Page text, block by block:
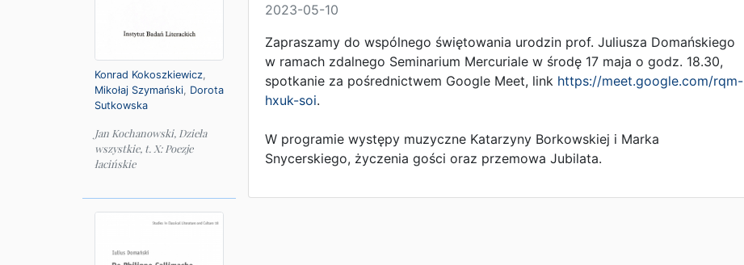
Konrad Kokoszkiewicz,
Mikołaj Szymański, Dorota
Sutkowska
Jan Kochanowski, Dzieła
wszystkie, t. X: Poezje
łacińskie
2023-05-10
Zapraszamy do wspólnego świętowania urodzin prof. Juliusza Domańskiego
w ramach zdalnego Seminarium Mercuriale w środę 17 maja o godz. 18.30,
spotkanie za pośrednictwem Google Meet, link https://meet.google.com/rqm-
hxuk-soi.
W programie występy muzyczne Katarzyny Borkowskiej i Marka
Snycerskiego, życzenia gości oraz przemowa Jubilata.